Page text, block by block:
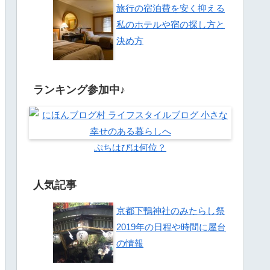
旅行の宿泊費を安く抑える
私のホテルや宿の探し方と
決め方
ランキング参加中♪
ぷちはぴは何位？
人気記事
京都下鴨神社のみたらし祭
2019年の日程や時間に屋台
の情報